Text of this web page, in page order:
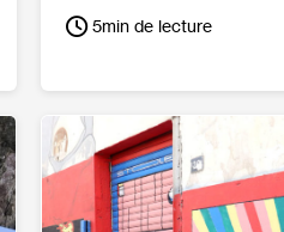
5min de lecture